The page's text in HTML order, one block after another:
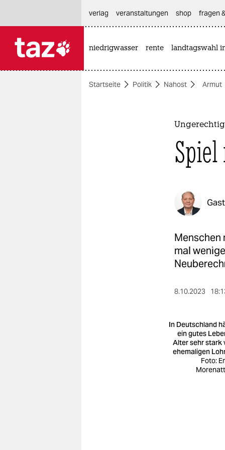
themen
verlag
veranstaltungen shop fragen
niedrigwasser rente landtagswahl
Startseite Politik Nahost Armut
Menschen
mal
8.10.2023
In Deutschland
ein gutes
Alter sehr stark
ehemaligen
Foto: